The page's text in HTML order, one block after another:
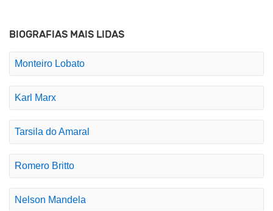
BIOGRAFIAS MAIS LIDAS
Monteiro Lobato
Karl Marx
Tarsila do Amaral
Romero Britto
Nelson Mandela